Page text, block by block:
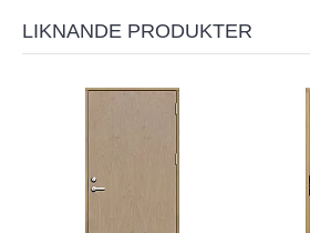
LIKNANDE PRODUKTER